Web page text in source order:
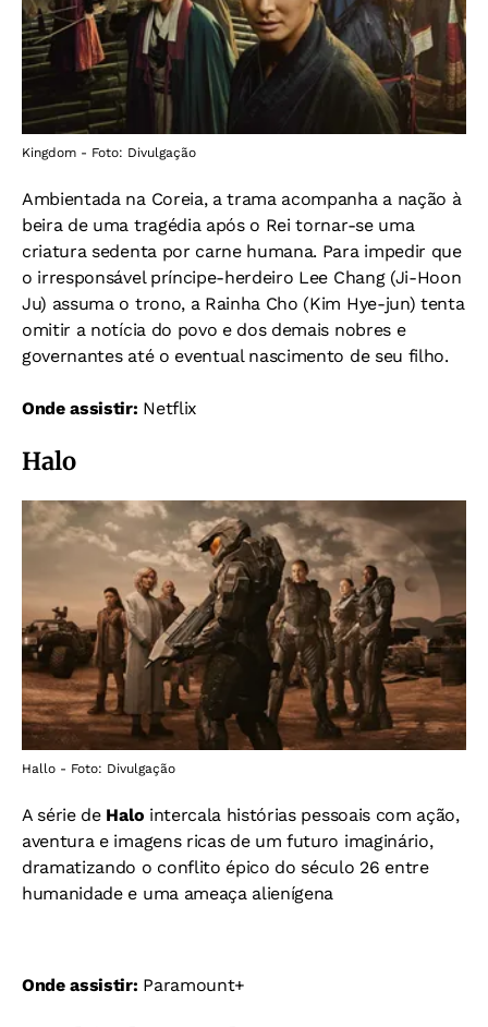
Kingdom - Foto: Divulgação
Ambientada na Coreia, a trama acompanha a nação à
beira de uma tragédia após o Rei tornar-se uma
criatura sedenta por carne humana. Para impedir que
o irresponsável príncipe-herdeiro Lee Chang (Ji-Hoon
Ju) assuma o trono, a Rainha Cho (Kim Hye-jun) tenta
omitir a notícia do povo e dos demais nobres e
governantes até o eventual nascimento de seu filho.
Onde assistir: Netflix
Halo
Hallo - Foto: Divulgação
A série de Halo intercala histórias pessoais com ação,
aventura e imagens ricas de um futuro imaginário,
dramatizando o conflito épico do século 26 entre
humanidade e uma ameaça alienígena
Onde assistir: Paramount+